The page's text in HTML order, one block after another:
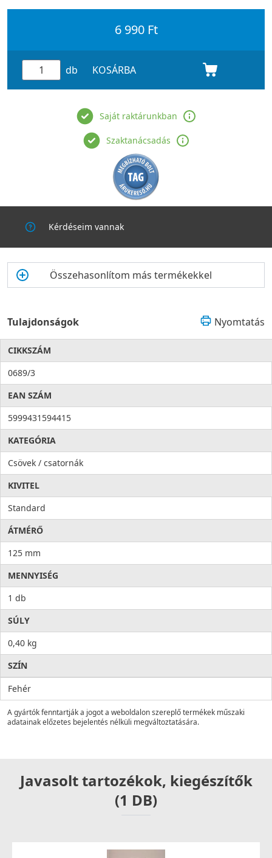
6 990 Ft
db KOSÁRBA
Saját raktárunkban
Szaktanácsadás
Kérdéseim vannak
Összehasonlítom más termékekkel
Tulajdonságok Nyomtatás
CIKKSZÁM
0689/3
EAN SZÁM
5999431594415
KATEGÓRIA
Csövek / csatornák
KIVITEL
Standard
ÁTMÉRŐ
125 mm
MENNYISÉG
1 db
SÚLY
0,40 kg
SZÍN
Fehér
A gyártók fenntartják a jogot a weboldalon szereplő termékek műszaki
adatainak előzetes bejelentés nélküli megváltoztatására.
Javasolt tartozékok, kiegészítők
(1 DB)